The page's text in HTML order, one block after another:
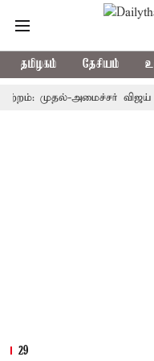
தமிழகம் தேசியம்
அமைச்சர் விஜய் நன்றி
29